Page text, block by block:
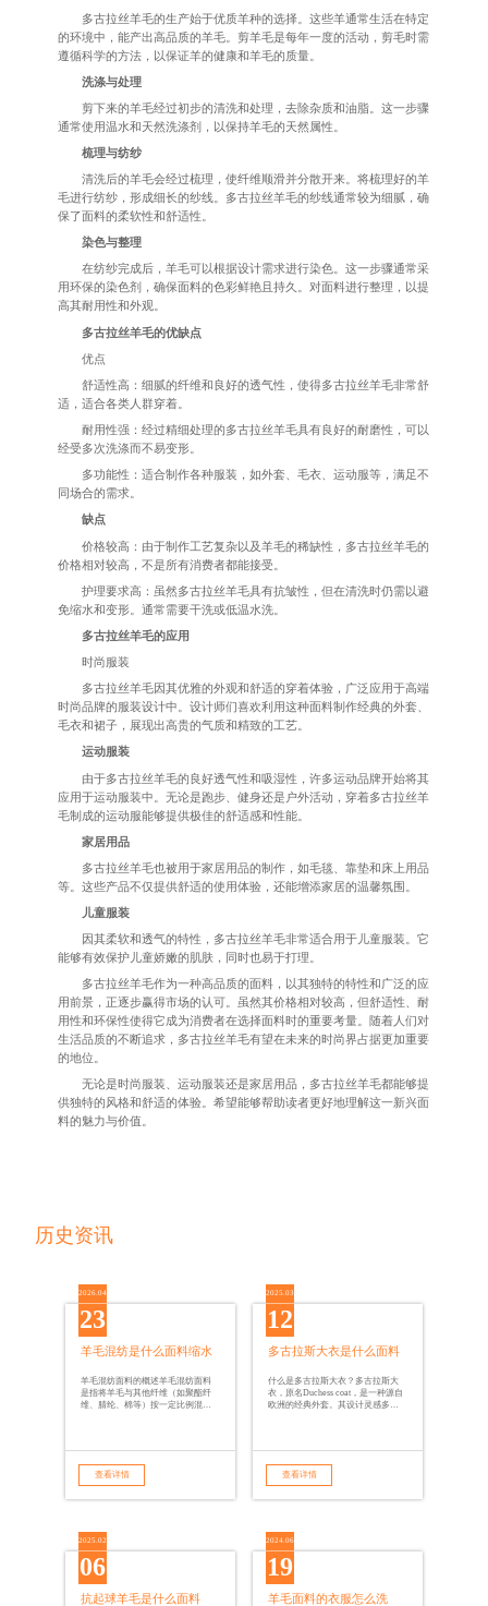
多古拉丝羊毛的生产始于优质羊种的选择。这些羊通常生活在特定
的环境中，能产出高品质的羊毛。剪羊毛是每年一度的活动，剪毛时需
遵循科学的方法，以保证羊的健康和羊毛的质量。
洗涤与处理
剪下来的羊毛经过初步的清洗和处理，去除杂质和油脂。这一步骤
通常使用温水和天然洗涤剂，以保持羊毛的天然属性。
梳理与纺纱
清洗后的羊毛会经过梳理，使纤维顺滑并分散开来。将梳理好的羊
毛进行纺纱，形成细长的纱线。多古拉丝羊毛的纱线通常较为细腻，确
保了面料的柔软性和舒适性。
染色与整理
在纺纱完成后，羊毛可以根据设计需求进行染色。这一步骤通常采
用环保的染色剂，确保面料的色彩鲜艳且持久。对面料进行整理，以提
高其耐用性和外观。
多古拉丝羊毛的优缺点
优点
舒适性高：细腻的纤维和良好的透气性，使得多古拉丝羊毛非常舒
适，适合各类人群穿着。
耐用性强：经过精细处理的多古拉丝羊毛具有良好的耐磨性，可以
经受多次洗涤而不易变形。
多功能性：适合制作各种服装，如外套、毛衣、运动服等，满足不
同场合的需求。
缺点
价格较高：由于制作工艺复杂以及羊毛的稀缺性，多古拉丝羊毛的
价格相对较高，不是所有消费者都能接受。
护理要求高：虽然多古拉丝羊毛具有抗皱性，但在清洗时仍需以避
免缩水和变形。通常需要干洗或低温水洗。
多古拉丝羊毛的应用
时尚服装
多古拉丝羊毛因其优雅的外观和舒适的穿着体验，广泛应用于高端
时尚品牌的服装设计中。设计师们喜欢利用这种面料制作经典的外套、
毛衣和裙子，展现出高贵的气质和精致的工艺。
运动服装
由于多古拉丝羊毛的良好透气性和吸湿性，许多运动品牌开始将其
应用于运动服装中。无论是跑步、健身还是户外活动，穿着多古拉丝羊
毛制成的运动服能够提供极佳的舒适感和性能。
家居用品
多古拉丝羊毛也被用于家居用品的制作，如毛毯、靠垫和床上用品
等。这些产品不仅提供舒适的使用体验，还能增添家居的温馨氛围。
儿童服装
因其柔软和透气的特性，多古拉丝羊毛非常适合用于儿童服装。它
能够有效保护儿童娇嫩的肌肤，同时也易于打理。
多古拉丝羊毛作为一种高品质的面料，以其独特的特性和广泛的应
用前景，正逐步赢得市场的认可。虽然其价格相对较高，但舒适性、耐
用性和环保性使得它成为消费者在选择面料时的重要考量。随着人们对
生活品质的不断追求，多古拉丝羊毛有望在未来的时尚界占据更加重要
的地位。
无论是时尚服装、运动服装还是家居用品，多古拉丝羊毛都能够提
供独特的风格和舒适的体验。希望能够帮助读者更好地理解这一新兴面
料的魅力与价值。
历史资讯
2026.04
23
羊毛混纺是什么面料缩水
羊毛混纺面料的概述羊毛混纺面料
是指将羊毛与其他纤维（如聚酯纤
维、腈纶、棉等）按一定比例混合
查看详情
2025.03
12
多古拉斯大衣是什么面料
什么是多古拉斯大衣？多古拉斯大
衣，原名Duchess coat，是一种源自
欧洲的经典外套。其设计灵感多来
查看详情
2025.02
06
抗起球羊毛是什么面料
2024.06
19
羊毛面料的衣服怎么洗